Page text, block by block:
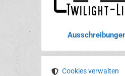
Cookies verwalten